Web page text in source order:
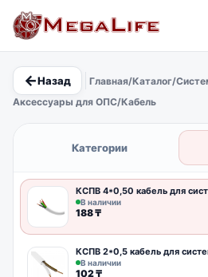
×
←Назад Главная/Каталог/
Аксессуары для ОПС/Кабель
Категории
КСПВ 4*0,50 кабель для
В наличии
188₸
КСПВ 2*0,5 кабель для
В наличии
102₸